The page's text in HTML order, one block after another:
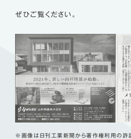
ぜひご覧ください。
※画像は日刊工業新聞から著作権利用の許